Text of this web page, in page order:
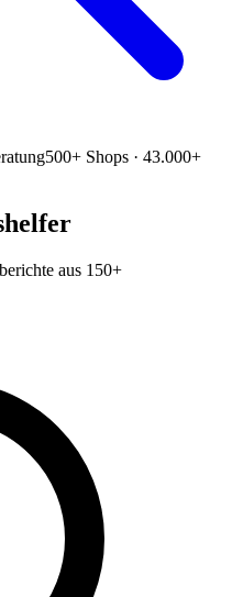
500+ Shops · 43.000+
aus 150+